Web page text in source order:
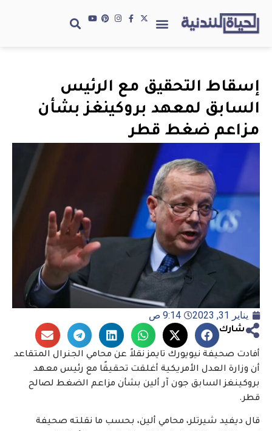
إسقاط التحقيق مع الرئيس
السابق لمعهد بروكينغز بشأن
مزاعم ضغط قطر
يناير 31, 2023 9:14 ص
شارك
أفادت صحيفة نيويورك تايمز نقلاً عن محامي الجنرال المتقاعد
أن وزارة العدل الأمريكية أغلقت تحقيقًا مع رئيس معهد
بروكينغز السابق جون آر ألين بشأن مزاعم الضغط لصالح
قطر.
قال ديفيد شيرتلر، محامي ألين، بحسب ما نقلته صحيفة